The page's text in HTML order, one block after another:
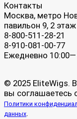
Контакты
Москва, метро
павильон 9, 2
8-800-511-28-21
8-910-081-00-77
Ежедневно 10:00—
© 2025 EliteWigs.
вы соглашаетесь
Политики
данных.